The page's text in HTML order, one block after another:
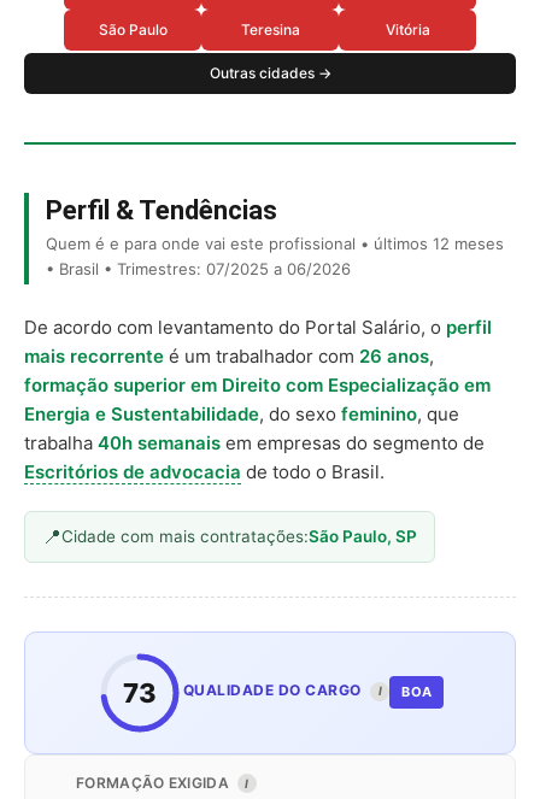
São Paulo Teresina Vitória
Outras cidades →
Perfil & Tendências
Quem é e para onde vai este profissional • últimos 12 meses
• Brasil • Trimestres: 07/2025 a 06/2026
De acordo com levantamento do Portal Salário, o perfil
mais recorrente é um trabalhador com 26 anos,
formação superior em Direito com Especialização em
Energia e Sustentabilidade, do sexo feminino, que
trabalha 40h semanais em empresas do segmento de
Escritórios de advocacia de todo o Brasil.
Cidade com mais contratações:São Paulo, SP
73 QUALIDADE DO CARGO I BOA
FORMAÇÃO EXIGIDA I